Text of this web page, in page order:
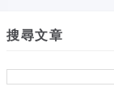
搜尋文章